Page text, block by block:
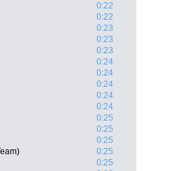
0:22
0:22
0:23
0:23
0:23
0:24
0:24
0:24
0:24
0:24
0:25
0:25
0:25
0:25
0:25